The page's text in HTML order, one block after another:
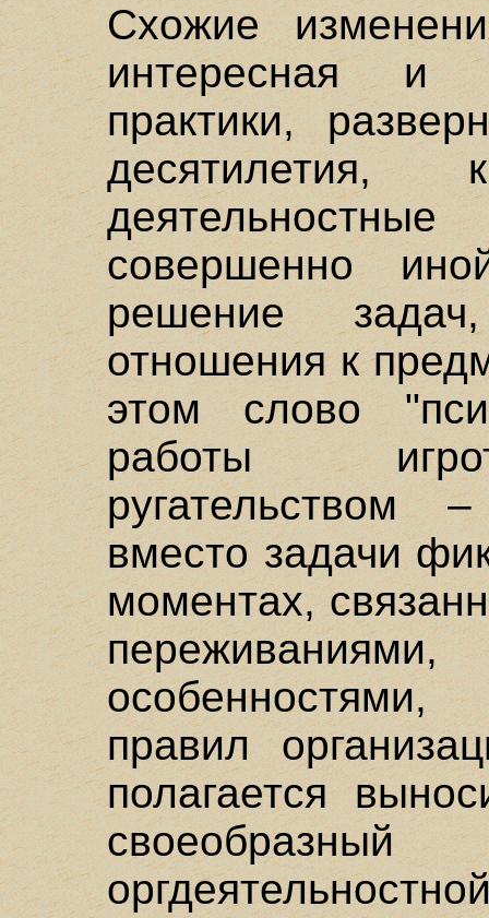
Схожие
интересная и
практики,
десятилетия,
совершенно
решение
отношения к
этом слово
работы
ругательством
вместо задачи
моментах,
правил
полагается